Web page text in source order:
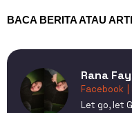
BACA BERITA ATAU
Rana
Facebook
Let go, let